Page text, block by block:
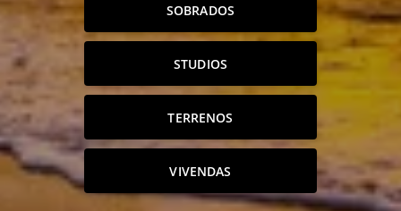
SOBRADOS
STUDIOS
TERRENOS
VIVENDAS